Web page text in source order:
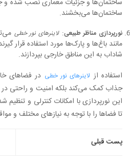
ساختمان‌ها می‌بخشند.
نورپردازی مناظر طبیعی:لاینرهای نور خطی
مانند باغ‌ها و پارک‌ها مورد استفاده قرار
شاداب به این مناطق خارجی بپردازند.
استفاده از لاینرهای نور خطی در فضاهای
جذاب کمک می‌کند بلکه امنیت و راحتی در
این نورپردازی با امکانات کنترلی و
تا فضاها را با توجه به نیازهای مختلف و
راهبری
نوشته
پست قبلی